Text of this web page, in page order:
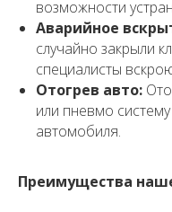
возможности
Аварийное
случайно закрыли
специалисты
Отогрев авто:
или пневмо
автомобиля.
Преимущества